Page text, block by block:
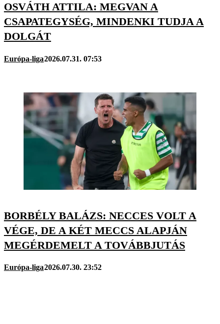
OSVÁTH ATTILA: MEGVAN A
CSAPATEGYSÉG, MINDENKI TUDJA A
DOLGÁT
Európa-liga2026.07.31. 07:53
BORBÉLY BALÁZS: NECCES VOLT A
VÉGE, DE A KÉT MECCS ALAPJÁN
MEGÉRDEMELT A TOVÁBBJUTÁS
Európa-liga2026.07.30. 23:52